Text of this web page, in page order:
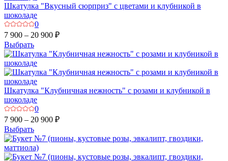
Шкатулка "Вкусный сюрприз" с цветами и клубникой в
шоколаде
0
7 900 – 20 900 ₽
Выбрать
Шкатулка "Клубничная нежность" с розами и клубникой в
шоколаде
0
7 900 – 20 900 ₽
Выбрать